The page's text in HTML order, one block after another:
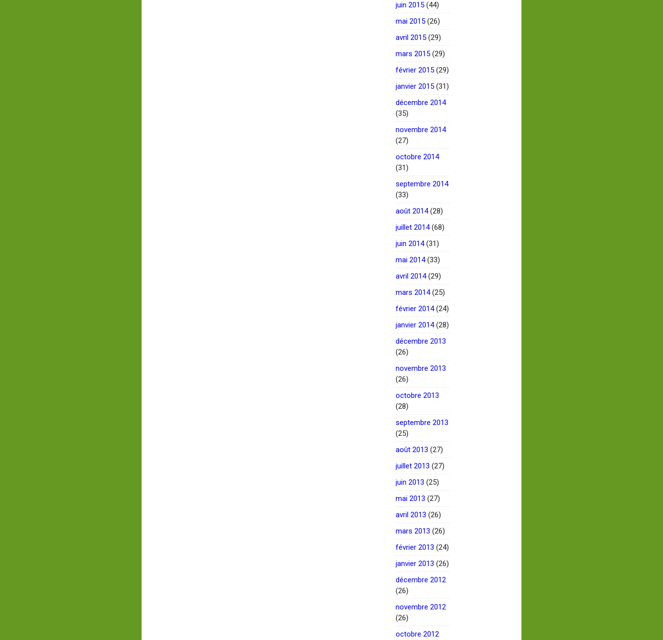
juin 2015 (44)
mai 2015 (26)
avril 2015 (29)
mars 2015 (29)
février 2015 (29)
janvier 2015 (31)
décembre 2014
(35)
novembre 2014
(27)
octobre 2014
(31)
septembre 2014
(33)
août 2014(28)
juillet 2014(68)
juin 2014(31)
mai 2014(33)
avril 2014(29)
mars 2014(25)
février 2014(24)
janvier 2014(28)
décembre 2013
(26)
novembre 2013
(26)
octobre 2013
(28)
septembre 2013
(25)
août 2013 (27)
juillet 2013 (27)
juin 2013 (25)
mai 2013 (27)
avril 2013 (26)
mars 2013 (26)
février 2013 (24)
janvier 2013 (26)
décembre 2012
(26)
novembre 2012
(26)
octobre 2012